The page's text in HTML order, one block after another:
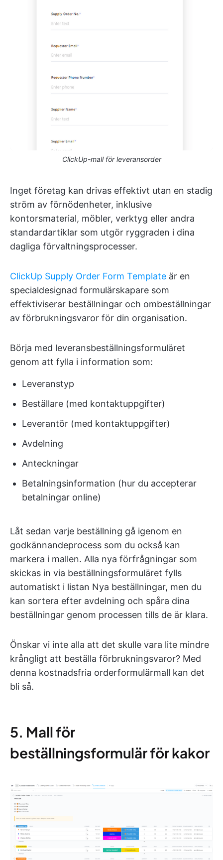
ClickUp-mall för leveransorder
Inget företag kan drivas effektivt utan en stadig
ström av förnödenheter, inklusive
kontorsmaterial, möbler, verktyg eller andra
standardartiklar som utgör ryggraden i dina
dagliga förvaltningsprocesser.
ClickUp Supply Order Form Template är en
specialdesignad formulärskapare som
effektiviserar beställningar och ombeställningar
av förbrukningsvaror för din organisation.
Börja med leveransbeställningsformuläret
genom att fylla i information som:
Leveranstyp
Beställare (med kontaktuppgifter)
Leverantör (med kontaktuppgifter)
Avdelning
Anteckningar
Betalningsinformation (hur du accepterar
betalningar online)
Låt sedan varje beställning gå igenom en
godkännandeprocess som du också kan
markera i mallen. Alla nya förfrågningar som
skickas in via beställningsformuläret fylls
automatiskt i listan Nya beställningar, men du
kan sortera efter avdelning och spåra dina
beställningar genom processen tills de är klara.
Önskar vi inte alla att det skulle vara lite mindre
krångligt att beställa förbrukningsvaror? Med
denna kostnadsfria orderformulärmall kan det
bli så.
5. Mall för
beställningsformulär för kakor